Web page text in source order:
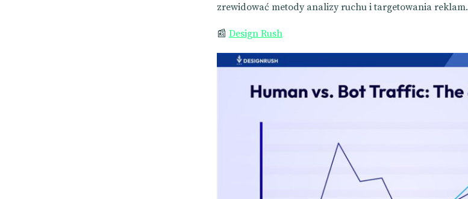
zrewidować metody analizy ruchu i targetowania reklam.
📰 Design Rush